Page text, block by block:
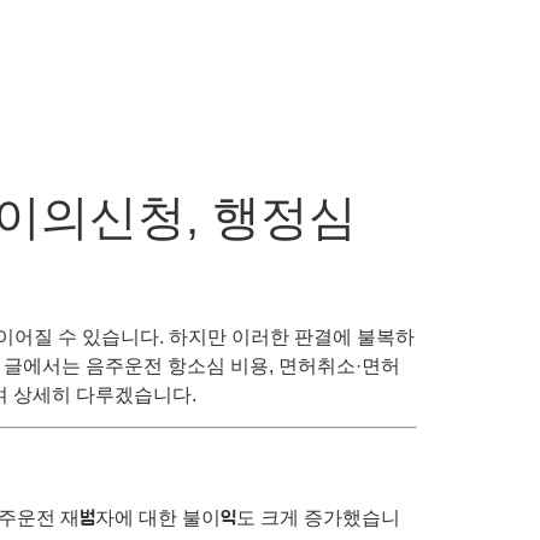
의신청, 행정심
어질 수 있습니다. 하지만 이러한 판결에 불복하
에서는 음주운전 항소심 비용, 면허취소·면허
상세히 다루겠습니다.
전 재범자에 대한 불이익도 크게 증가했습니